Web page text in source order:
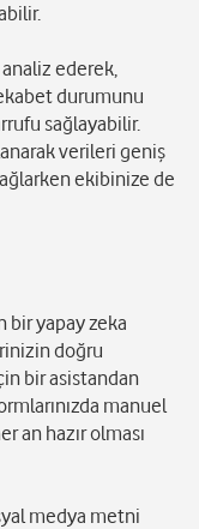
ederek,
durumunu
sağlayabilir.
verileri geniş
ekibinize de
bir yapay zeka
doğru
bir asistandan
manuel
an hazır olması
medya metni